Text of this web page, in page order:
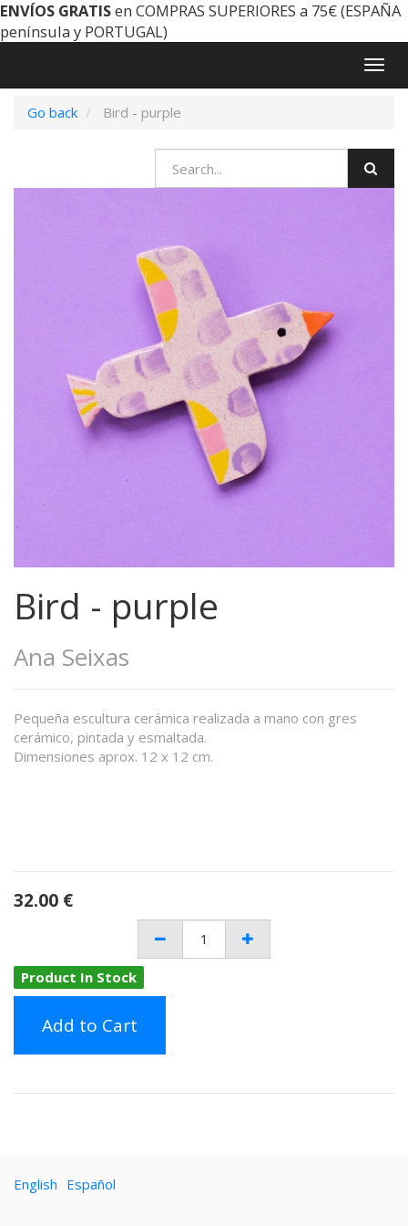
ENVÍOS GRATISen COMPRAS SUPERIORES a 75€ (ESPAÑA
península y PORTUGAL)
Go back
Bird - purple
Bird - purple
Ana Seixas
Pequeña escultura cerámica realizada a mano con gres
cerámico, pintada y esmaltada.
Dimensiones aprox. 12 x 12 cm.
32.00 €
Product In Stock
Add to Cart
English Español